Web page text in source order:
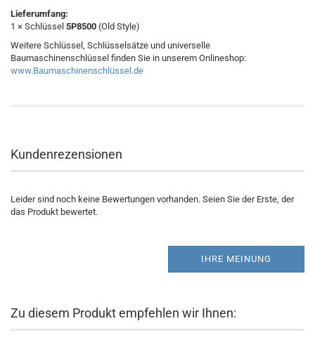
Lieferumfang:
1 × Schlüssel 5P8500 (Old Style)
Weitere Schlüssel, Schlüsselsätze und universelle
Baumaschinenschlüssel finden Sie in unserem Onlineshop:
www.Baumaschinenschlüssel.de
Kundenrezensionen
Leider sind noch keine Bewertungen vorhanden. Seien Sie der Erste, der
das Produkt bewertet.
IHRE MEINUNG
Zu diesem Produkt empfehlen wir Ihnen: